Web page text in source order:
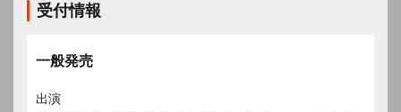
受付情報
一般発売
出演